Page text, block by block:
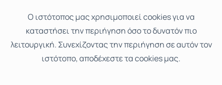
Ο ιστότοπoς μας χρησιμοποιεί cookies για να
καταστήσει την περιήγηση όσο το δυνατόν πιο
λειτουργική. Συνεχίζοντας την περιήγηση σε αυτόν τον
ιστότοπο, αποδέχεστε τα cookies μας.